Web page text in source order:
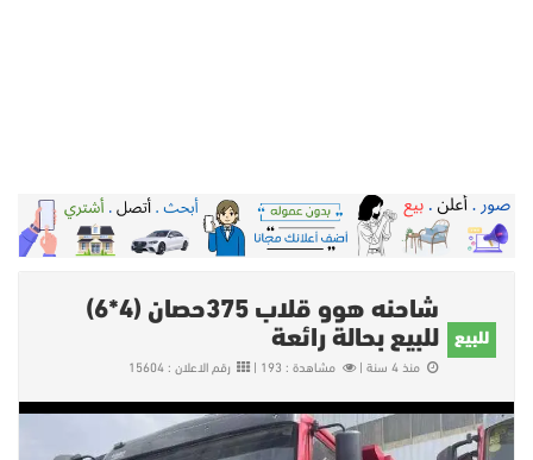
للبيع
شاحنه هوو قلاب 375حصان (4*6)
للبيع بحالة رائعة
منذ 4 سنة | مشاهدة : 193 | رقم الاعلان : 15604